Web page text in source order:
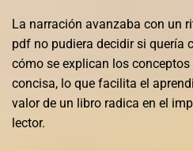
La narración avanzaba con un
pdf no pudiera decidir si quería
cómo se explican los
concisa, lo que facilita el
valor de un libro radica en el
lector.